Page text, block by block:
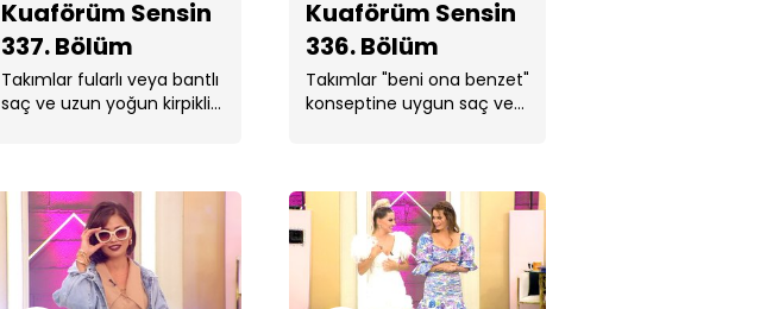
Kuaförüm Sensin 334. Bölüm
Kuaförüm Sensin
337. Bölüm
Takımlar fularlı veya bantlı
saç ve uzun yoğun kirpikli
Kuaförüm Sensin
336. Bölüm
Takımlar "beni ona benzet"
konseptine uygun saç ve